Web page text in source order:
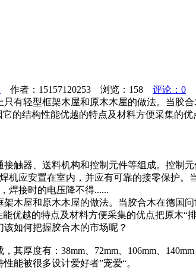
作者：15157120253 浏览： 158
评论：0
有轻型框架木屋和原木木屋的做法。当胶
的结构性能优越的特点及材料方便采集的
触器、送料机构和控制元件等组成。控制
应安置在室内，并应有可靠的接零保护
焊接时的电压降不得......
木屋和原木木屋的做法。当胶合木在德国
优越的特点及材料方便采集的优点把原木
如何把握胶合木的市场呢？
其厚度有：38mm、72mm、106mm、
能被很多设计爱好者”宠爱“。